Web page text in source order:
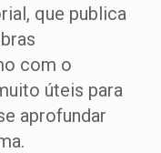
que publica
com o
úteis para
aprofundar